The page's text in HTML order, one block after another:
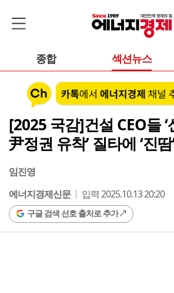
종합 섹션뉴스
[2025 국감]건설 CEO들 ‘
尹정권 유착’ 질타에 ‘진땀
임진영
에너지경제신문
입력 2025.10.13 20:20
구글 검색 선호 출처로 추가